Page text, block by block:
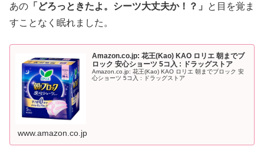
あの 「どろっときたよ。シーツ大丈夫か！？」
と目を覚ま
すことなく眠れました。
Amazon.co.jp: 花王(Kao) KAO ロリエ 朝までブ
ロック 安心ショーツ 5コ入 : ドラッグストア
Amazon.co.jp: 花王(Kao) KAO ロリエ 朝までブロック 安
心ショーツ 5コ入 : ドラッグストア
www.amazon.co.jp